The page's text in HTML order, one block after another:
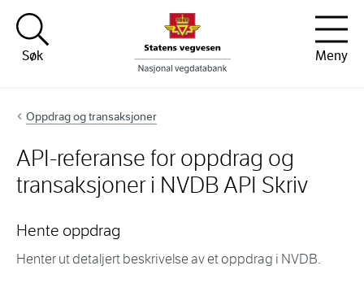
Hopp til innhold
Søk
Meny
Oppdrag og transaksjoner
API-referanse for oppdrag og
transaksjoner i NVDB API Skriv
Hente oppdrag
Henter ut detaljert beskrivelse av et oppdrag i NVDB.